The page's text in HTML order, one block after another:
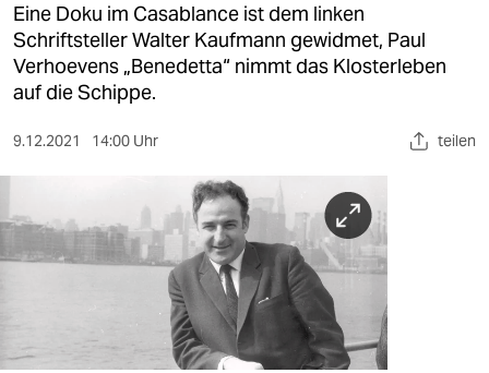
berlin
nord
wahrheit
verlag
fragen & hilfe
Eine Doku im Casablance ist dem linken
Schriftsteller Walter Kaufmann gewidmet, Paul
Verhoevens „Benedetta“ nimmt das Klosterleben
auf die Schippe.
9.12.2021 14:00 Uhr teilen